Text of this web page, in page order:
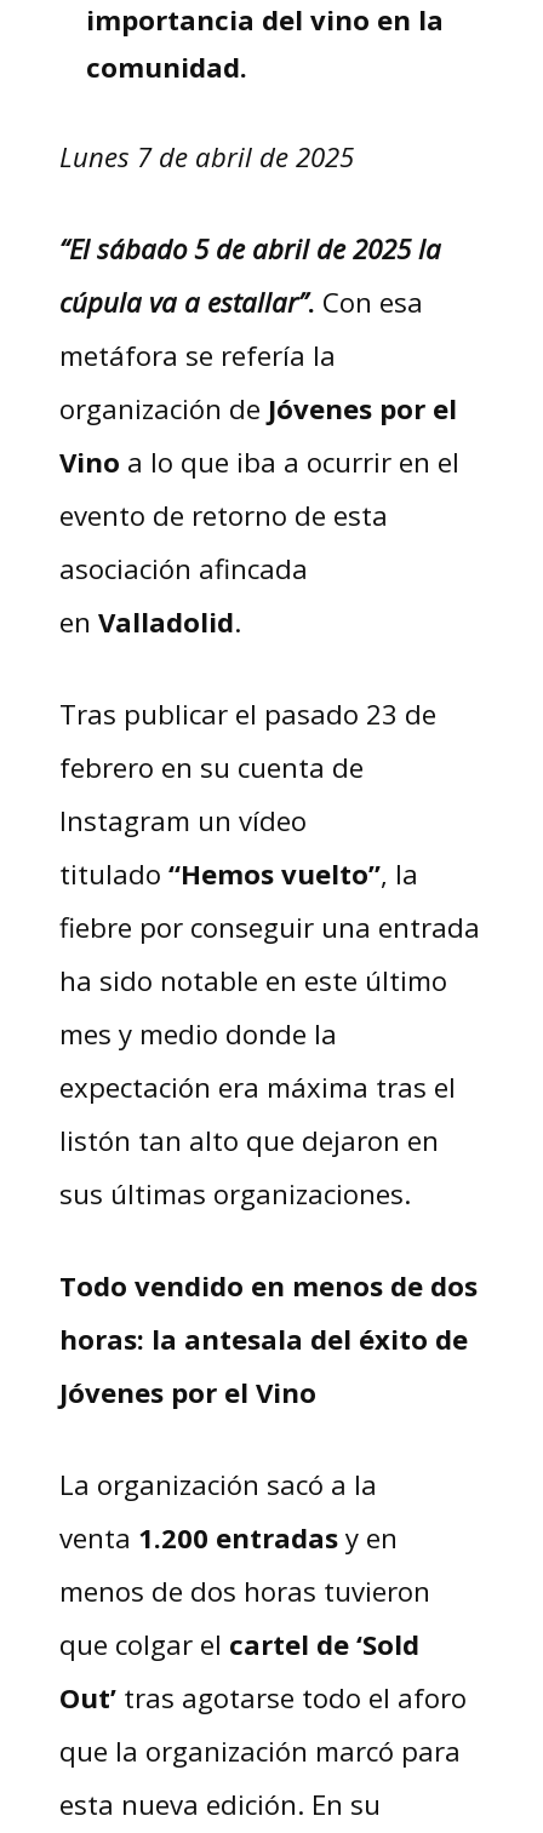
importancia del vino en la
comunidad.
Lunes 7 de abril de 2025
“El sábado 5 de abril de 2025 la
cúpula va a estallar”. Con esa
metáfora se refería la
organización de Jóvenes por el
Vino a lo que iba a ocurrir en el
evento de retorno de esta
asociación afincada
en Valladolid.
Tras publicar el pasado 23 de
febrero en su cuenta de
Instagram un vídeo
titulado “Hemos vuelto”, la
fiebre por conseguir una entrada
ha sido notable en este último
mes y medio donde la
expectación era máxima tras el
listón tan alto que dejaron en
sus últimas organizaciones.
Todo vendido en menos de dos
horas: la antesala del éxito de
Jóvenes por el Vino
La organización sacó a la
venta 1.200 entradasy en
menos de dos horas tuvieron
que colgar el cartel de ‘Sold
Out’tras agotarse todo el aforo
que la organización marcó para
esta nueva edición. En su